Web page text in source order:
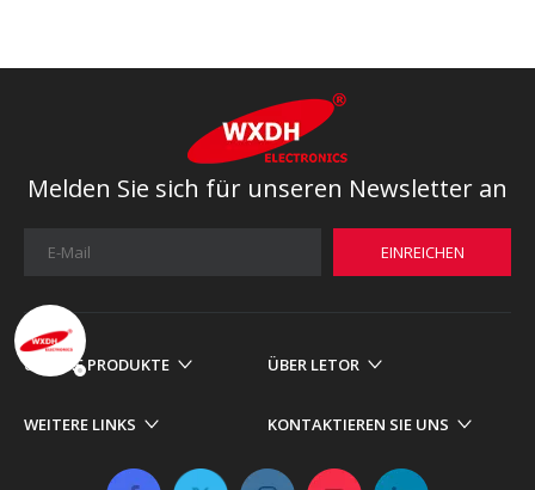
Melden Sie sich für unseren Newsletter an
EINREICHEN
UNSERE PRODUKTE ÜBER LETOR
WEITERE LINKS KONTAKTIEREN SIE UNS